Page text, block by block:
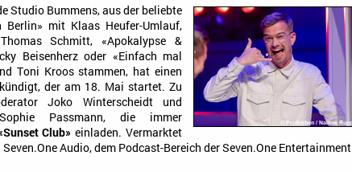
Studio Bummens, aus der beliebte
Berlin» mit Klaas Heufer-Umlauf,
Schmitt, «Apokalypse &
Beisenherz oder «Einfach mal
Toni Kroos stammen, hat einen
der am 18. Mai startet. Zu
Joko Winterscheidt und
Sophie Passmann, die immer
Club» einladen. Vermarktet
Audio, dem Podcast-Bereich der Seven.One Entertainment